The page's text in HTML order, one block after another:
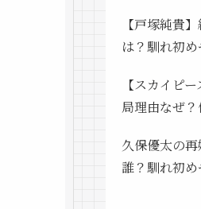
【戸塚純貴
は？馴れ初
【スカイピ
局理由なぜ
久保優太の
誰？馴れ初